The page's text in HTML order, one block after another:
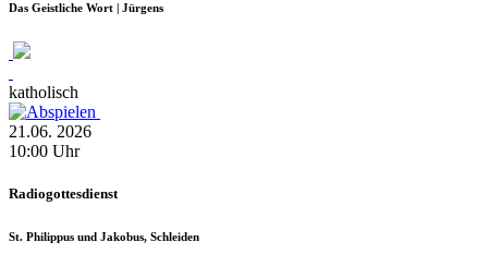
Das Geistliche Wort | Jürgens
katholisch
21.06. 2026
10:00 Uhr
Radiogottesdienst
St. Philippus und Jakobus, Schleiden